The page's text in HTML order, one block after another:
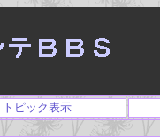
トピック表示